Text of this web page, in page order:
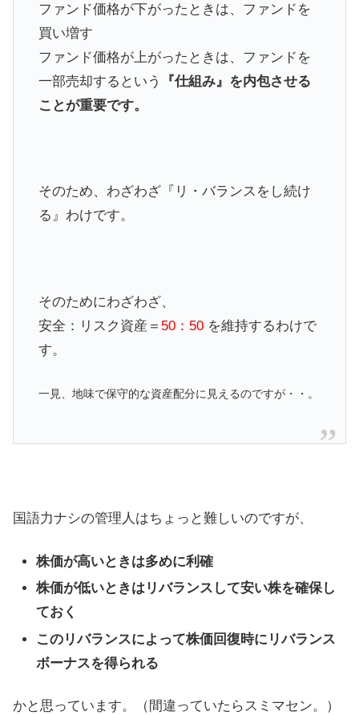
ファンド価格が下がったときは、ファンドを
買い増す
ファンド価格が上がったときは、ファンドを
一部売却するという
『仕組み』を内包させる
ことが重要です。
そのため、わざわざ『リ・バランスをし続け
る』わけです。
そのためにわざわざ、
安全：リスク資産＝ 50：50を維持するわけで
す。
一見、地味で保守的な資産配分に見えるのですが・・。
国語力ナシの管理人はちょっと難しいのですが、
株価が高いときは多めに利確
株価が低いときはリバランスして安い株を確保し
ておく
このリバランスによって株価回復時にリバランス
ボーナスを得られる
かと思っています。（間違っていたらスミマセン。）